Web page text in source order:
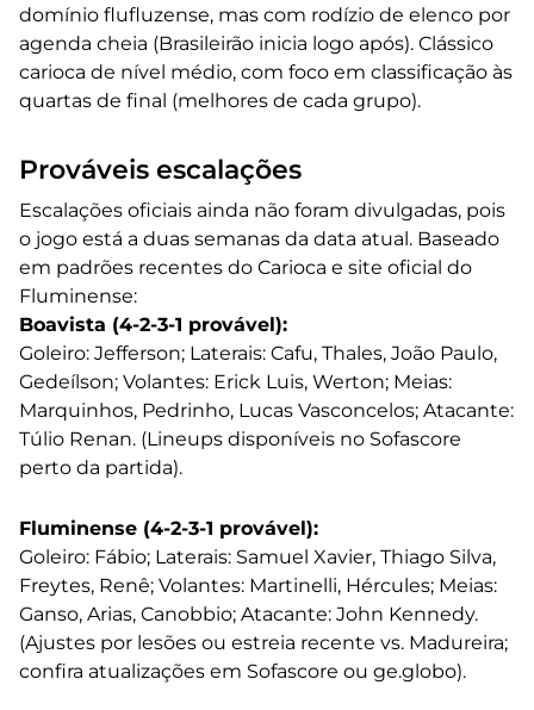
domínio flufluzense, mas com rodízio de elenco por
agenda cheia (Brasileirão inicia logo após). Clássico
carioca de nível médio, com foco em classificação às
quartas de final (melhores de cada grupo).
Prováveis escalações
Escalações oficiais ainda não foram divulgadas, pois
o jogo está a duas semanas da data atual. Baseado
em padrões recentes do Carioca e site oficial do
Fluminense:
Boavista (4-2-3-1 provável):
Goleiro: Jefferson; Laterais: Cafu, Thales, João Paulo,
Gedeílson; Volantes: Erick Luis, Werton; Meias:
Marquinhos, Pedrinho, Lucas Vasconcelos; Atacante:
Túlio Renan. (Lineups disponíveis no Sofascore
perto da partida).
Fluminense (4-2-3-1 provável):
Goleiro: Fábio; Laterais: Samuel Xavier, Thiago Silva,
Freytes, Renê; Volantes: Martinelli, Hércules; Meias:
Ganso, Arias, Canobbio; Atacante: John Kennedy.
(Ajustes por lesões ou estreia recente vs. Madureira;
confira atualizações em Sofascore ou ge.globo).